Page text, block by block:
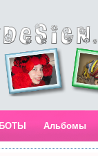
Альбомы